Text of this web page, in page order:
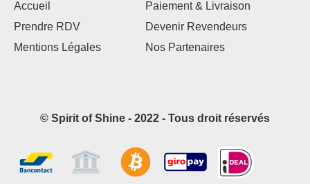
Accueil
Paiement & Livraison
Prendre RDV
Devenir Revendeurs
Mentions Légales
Nos Partenaires
© Spirit of Shine - 2022 - Tous droit réservés